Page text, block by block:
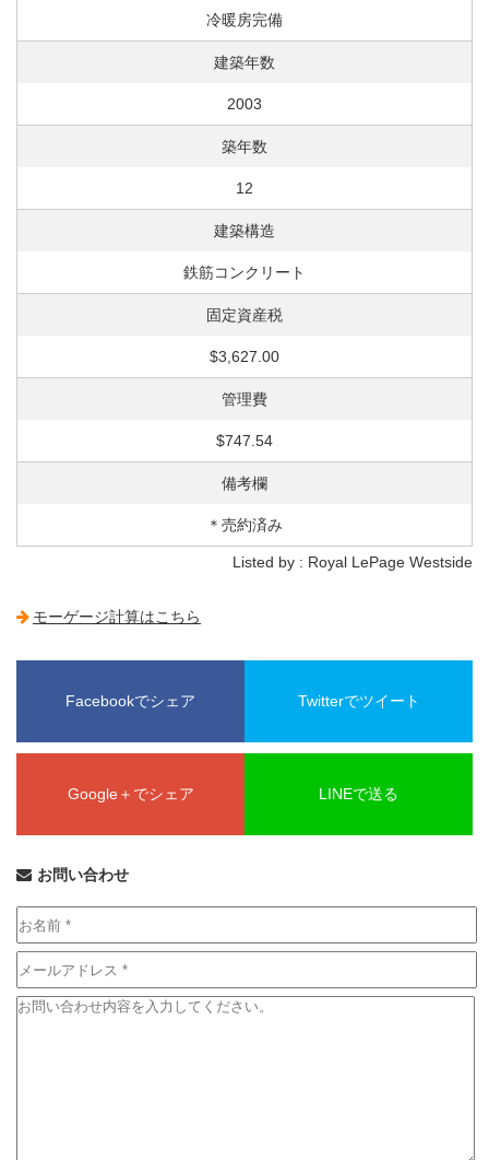
冷暖房完備
建築年数
2003
築年数
12
建築構造
鉄筋コンクリート
固定資産税
$3,627.00
管理費
$747.54
備考欄
＊売約済み
Listed by : Royal LePage Westside
モーゲージ計算はこちら
Facebookでシェア Twitterでツイート
Google＋でシェア LINEで送る
お問い合わせ